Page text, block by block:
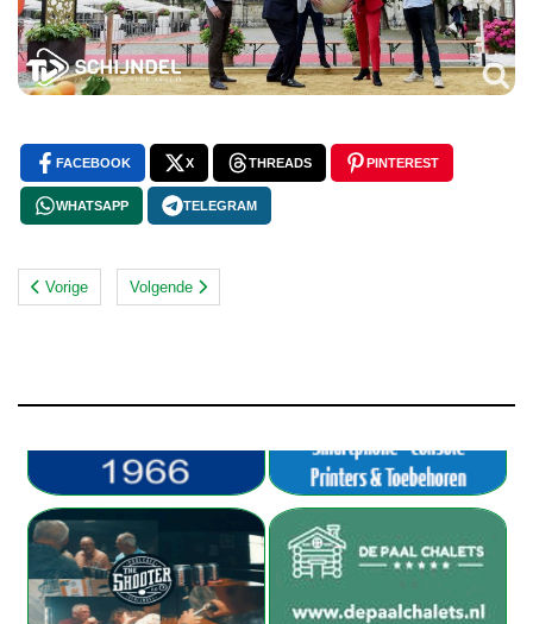
FACEBOOK X THREADS PINTEREST
WHATSAPP TELEGRAM
Vorige Volgende